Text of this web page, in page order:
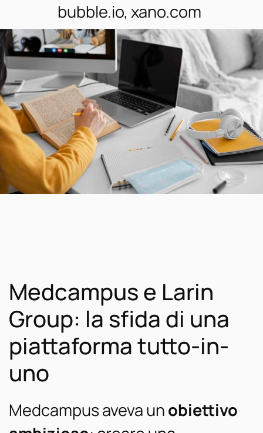
bubble.io, xano.com
Medcampus e Larin
Group: la sfida di una
piattaforma tutto-in-
uno
Medcampus aveva unobiettivo